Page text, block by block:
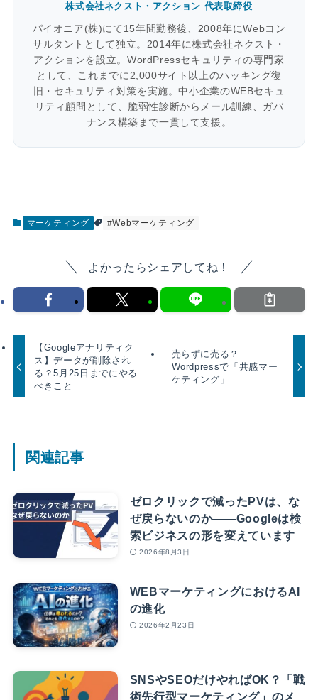
株式会社ネクスト・アクション 代表取締役
パイオニア(株)にて15年間勤務後、2008年にWebコン
サルタントとして独立。2014年に株式会社ネクスト・
アクションを設立。WordPressセキュリティの専門家
として、これまでに2,000サイト以上のハッキング復
旧・セキュリティ対策を実施。中小企業のWEBセキュ
リティ顧問として、脆弱性診断からメール訓練、ガバ
ナンス構築まで一貫して支援。
マーケティング #Webマーケティング
よかったらシェアしてね！
【Googleアナリティク
ス】データが削除され
る？5月25日までにやる
べきこと
売らずに売る？
Wordpressで「共感マー
ケティング」
関連記事
ゼロクリックで減ったPVは、な
ぜ戻らないのか――Googleは検
索ビジネスの形を変えています
2026年8月3日
WEBマーケティングにおけるAI
の進化
2026年2月23日
SNSやSEOだけやればOK？「戦
術先行型マーケティング」のメ